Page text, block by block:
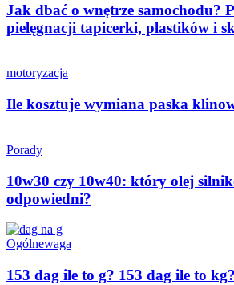
Jak dbać o wnętrze samochodu?
pielęgnacji tapicerki, plastików i
motoryzacja
Ile kosztuje wymiana paska
Porady
10w30 czy 10w40: który olej
odpowiedni?
Ogólnewaga
153 dag ile to g? 153 dag ile to kg?